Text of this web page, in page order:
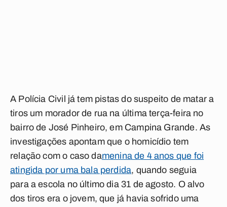
A Polícia Civil já tem pistas do suspeito de matar a
tiros um morador de rua na última terça-feira no
bairro de José Pinheiro, em Campina Grande. As
investigações apontam que o homicídio tem
relação com o caso damenina de 4 anos que foi
atingida por uma bala perdida, quando seguia
para a escola no último dia 31 de agosto. O alvo
dos tiros era o jovem, que já havia sofrido uma